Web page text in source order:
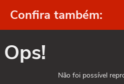
Confira também:
Ops!
Não foi possível